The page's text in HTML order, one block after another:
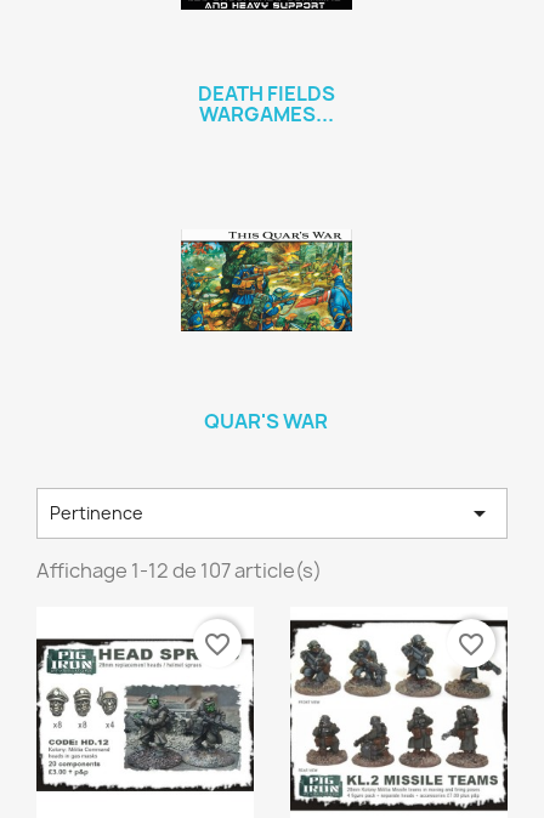
DEATH FIELDS
WARGAMES...
QUAR'S WAR
Pertinence 
Affichage 1-12 de 107 article(s)
favorite_border favorite_border